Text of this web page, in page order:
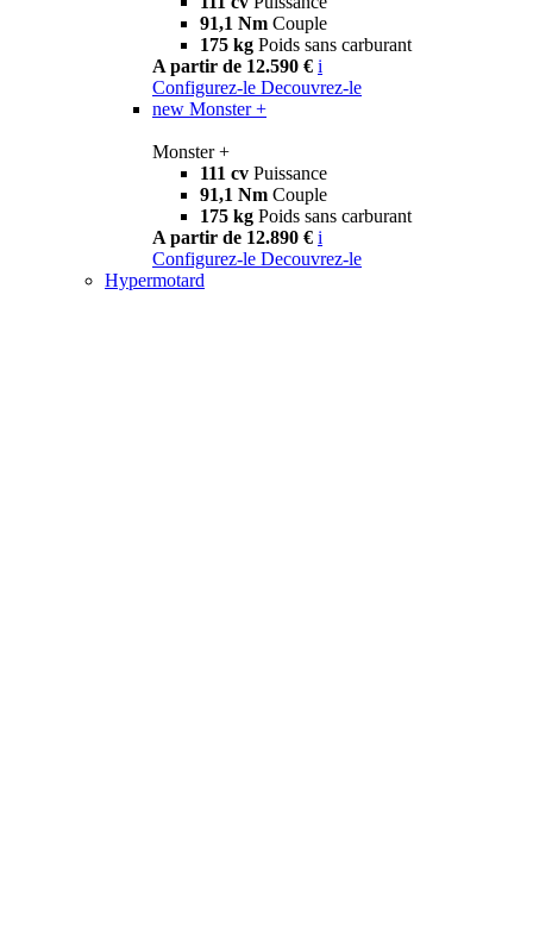
91,1 Nm Couple
175 kg Poids sans carburant
A partir de 12.590 € i
Configurez-le Decouvrez-le
new Monster +
Monster +
111 cv Puissance
91,1 Nm Couple
175 kg Poids sans carburant
A partir de 12.890 € i
Configurez-le Decouvrez-le
Hypermotard